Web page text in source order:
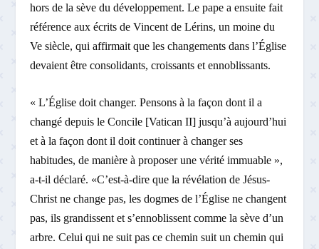
hors de la sève du développement. Le pape a ensuite fait
référence aux écrits de Vincent de Lérins, un moine du
Ve siècle, qui affirmait que les changements dans l’Église
devaient être consolidants, croissants et ennoblissants.
« L’Église doit changer. Pensons à la façon dont il a
changé depuis le Concile [Vatican II] jusqu’à aujourd’hui
et à la façon dont il doit continuer à changer ses
habitudes, de manière à proposer une vérité immuable »,
a-t-il déclaré. «C’est-à-dire que la révélation de Jésus-
Christ ne change pas, les dogmes de l’Église ne changent
pas, ils grandissent et s’ennoblissent comme la sève d’un
arbre. Celui qui ne suit pas ce chemin suit un chemin qui